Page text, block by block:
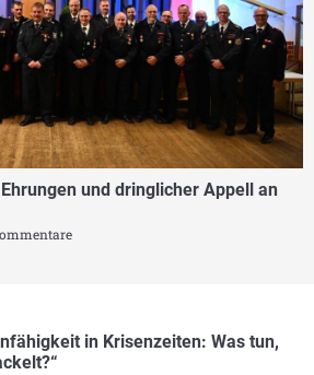
und dringlicher Appell an
in Krisenzeiten: Was tun,